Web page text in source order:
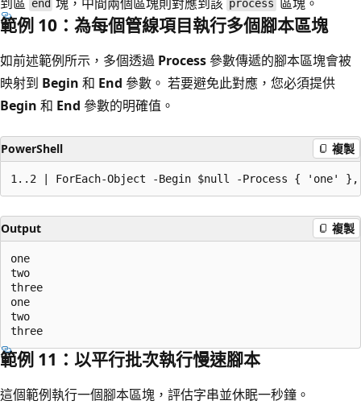
end process
範例 10：為每個管線項目執行多個腳本區塊
如前述範例所示，多個透過 Process參數傳遞的腳本區塊會被
映射到 Begin 和 End 參數。 若要避免此對應，您必須提供
Begin 和 End 參數的明確值。
PowerShell 複製
Output 複製
one
two
three
one
two
範例 11：以平行批次執行慢速腳本
這個範例執行一個腳本區塊，評估字串並休眠一秒鐘。